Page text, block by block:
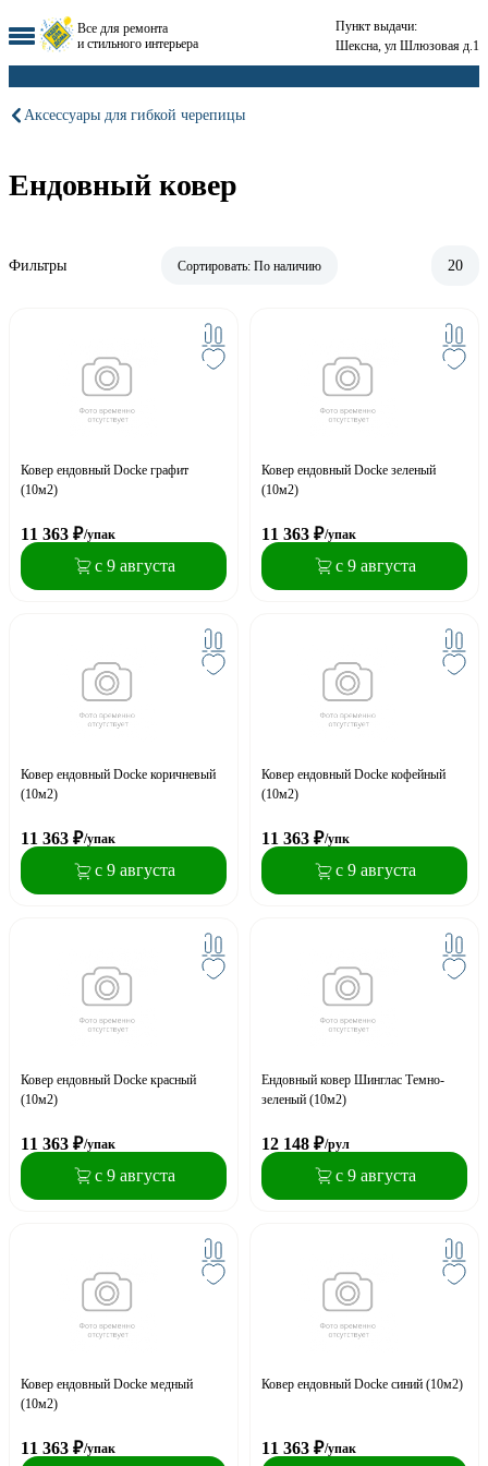
Все для ремонта
и стильного интерьера
Пункт выдачи:
Шексна, ул Шлюзовая д.1
Аксессуары для гибкой черепицы
Ендовный ковер
Фильтры Сортировать: По наличию 20
Ковер ендовный Docke графит
(10м2)
11 363 ₽/упак
с 9 августа
Ковер ендовный Docke зеленый
(10м2)
11 363 ₽/упак
с 9 августа
Ковер ендовный Docke коричневый
(10м2)
11 363 ₽/упак
с 9 августа
Ковер ендовный Docke кофейный
(10м2)
11 363 ₽/упк
с 9 августа
Ковер ендовный Docke красный
(10м2)
11 363 ₽/упак
с 9 августа
Ендовный ковер Шинглас Темно-
зеленый (10м2)
12 148 ₽/рул
с 9 августа
Ковер ендовный Docke медный
(10м2)
11 363 ₽/упак
Ковер ендовный Docke синий (10м2)
11 363 ₽/упак